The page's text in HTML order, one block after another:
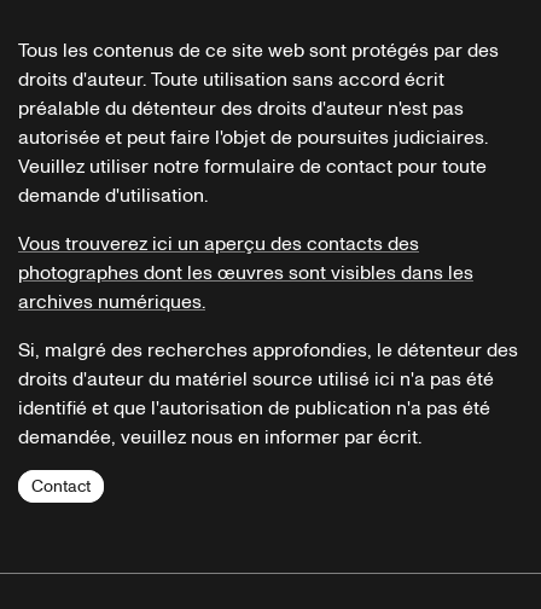
Tous les contenus de ce site web sont protégés par des
droits d'auteur. Toute utilisation sans accord écrit
préalable du détenteur des droits d'auteur n'est pas
autorisée et peut faire l'objet de poursuites judiciaires.
Veuillez utiliser notre formulaire de contact pour toute
demande d'utilisation.
Vous trouverez ici un aperçu des contacts des
photographes dont les œuvres sont visibles dans les
archives numériques.
Si, malgré des recherches approfondies, le détenteur des
droits d'auteur du matériel source utilisé ici n'a pas été
identifié et que l'autorisation de publication n'a pas été
demandée, veuillez nous en informer par écrit.
Contact